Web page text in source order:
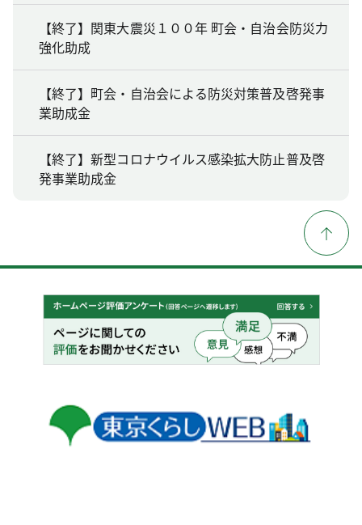
【終了】関東大震災１００年 町会・自治会防災力
強化助成
【終了】町会・自治会による防災対策普及啓発事
業助成金
【終了】新型コロナウイルス感染拡大防止普及啓
発事業助成金